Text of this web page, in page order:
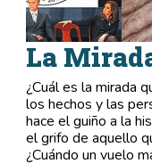
La
¿Cuál es la mirada
los hechos y las
hace el guiño a la
el grifo de aquello
¿Cuándo un vuelo